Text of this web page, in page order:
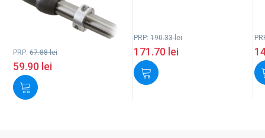
PRP: 67.88lei
59.90 lei
PRP: 190.33lei
171.70 lei